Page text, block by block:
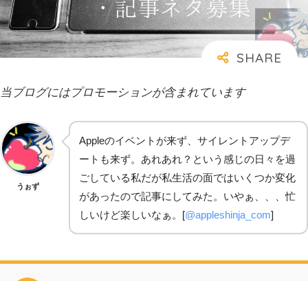
当ブログにはプロモーションが含まれています
うぉず
Appleのイベントが来ず、サイレントアップデ
ートも来ず。あれあれ？という感じの日々を過
ごしている私だが私生活の面ではいくつか変化
があったので記事にしてみた。いやぁ、、、忙
しいけど楽しいなぁ。[@appleshinja_com]